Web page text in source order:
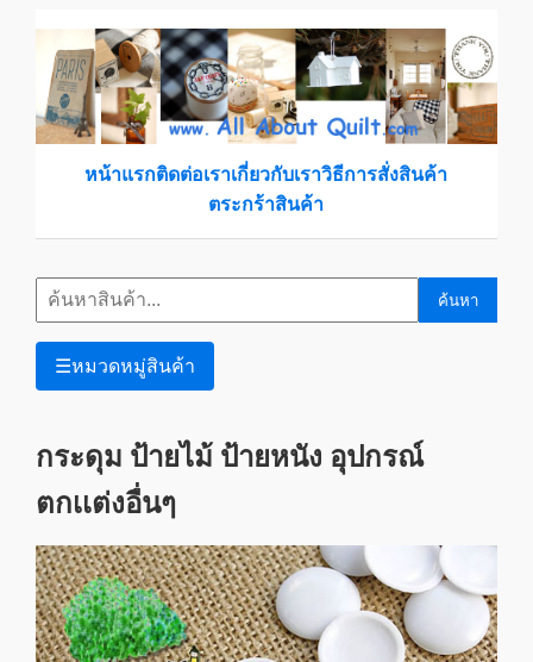
หน้าแรกติดต่อเราเกี่ยวกับเราวิธีการสั่งสินค้า
ตระกร้าสินค้า
ค้นหา
☰หมวดหมู่สินค้า
กระดุม ป้ายไม้ ป้ายหนัง อุปกรณ์
ตกเเต่งอื่นๆ